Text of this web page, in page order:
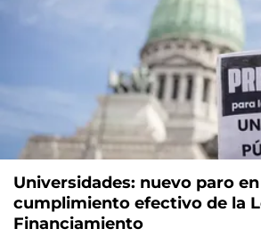
Universidades: nuevo paro
cumplimiento efectivo de la
Financiamiento